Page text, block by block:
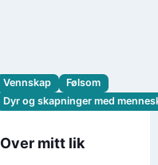
Vennskap
Følsom
Dyr og skapninger med
Over mitt lik